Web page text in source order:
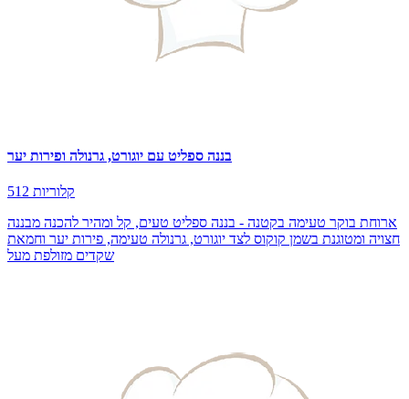
בננה ספליט עם יוגורט, גרנולה ופירות יער
512 קלוריות
ארוחת בוקר טעימה בקטנה - בננה ספליט טעים, קל ומהיר להכנה מבננה
חצויה ומטוגנת בשמן קוקוס לצד יוגורט, גרנולה טעימה, פירות יער וחמאת
שקדים מזולפת מעל